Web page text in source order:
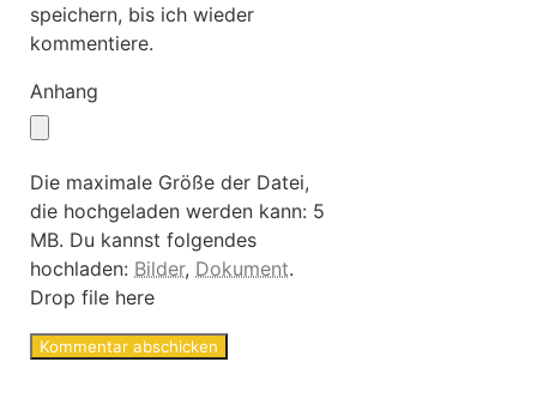
speichern, bis ich wieder
kommentiere.
Anhang
Die maximale Größe der Datei,
die hochgeladen werden kann: 5
MB. Du kannst folgendes
hochladen: Bilder, Dokument.
Drop file here